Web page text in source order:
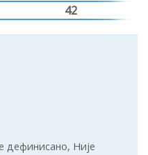
42
дефинисано, Није